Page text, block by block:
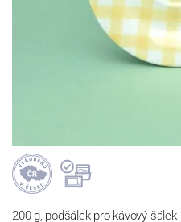
200 g, podšálek pro kávový šálek